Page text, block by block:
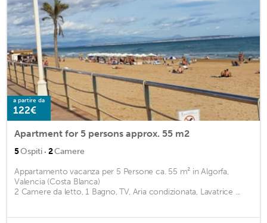
a partire da
122€
Apartment for 5 persons approx. 55 m2
5Ospiti · 2Camere
Appartamento vacanza per 5 Persone ca. 55 m² in Algorfa,
Valencia (Costa Blanca)
2 Camere da letto, 1 Bagno, TV, Aria condizionata, Lavatrice ...